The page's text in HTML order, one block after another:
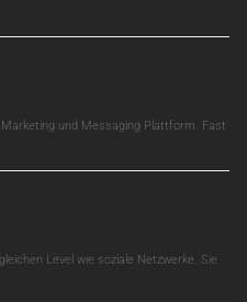
und Messaging Plattform. Fast
Level wie soziale Netzwerke. Sie